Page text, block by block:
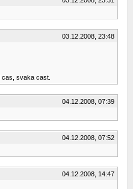
03.12.2008, 23:48
cas, svaka cast.
04.12.2008, 07:39
04.12.2008, 07:52
04.12.2008, 14:47